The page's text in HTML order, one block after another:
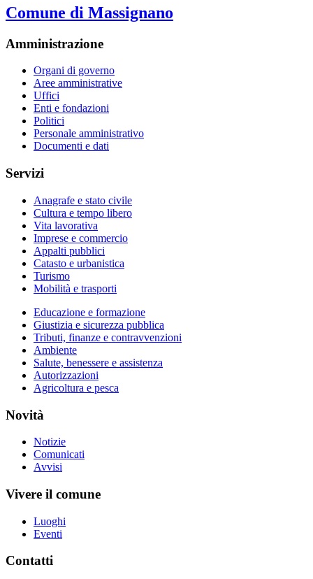
Comune di Massignano
Amministrazione
Organi di governo
Aree amministrative
Uffici
Enti e fondazioni
Politici
Personale amministrativo
Documenti e dati
Servizi
Anagrafe e stato civile
Cultura e tempo libero
Vita lavorativa
Imprese e commercio
Appalti pubblici
Catasto e urbanistica
Turismo
Mobilità e trasporti
Educazione e formazione
Giustizia e sicurezza pubblica
Tributi, finanze e contravvenzioni
Ambiente
Salute, benessere e assistenza
Autorizzazioni
Agricoltura e pesca
Novità
Notizie
Comunicati
Avvisi
Vivere il comune
Luoghi
Eventi
Contatti